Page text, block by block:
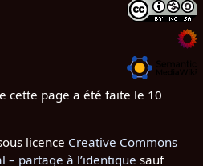
cette page a été faite le 10
licence Creative Commons
– partage à l’identique sauf